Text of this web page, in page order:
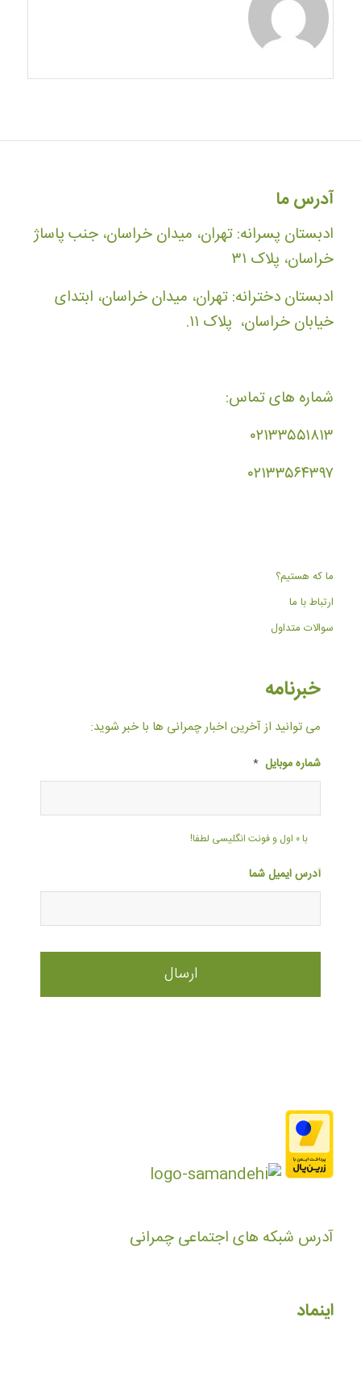
آدرس ما
ادبستان پسرانه: تهران، میدان خراسان، جنب پاساژ
خراسان، پلاک ۳۱
ادبستان دخترانه: تهران، میدان خراسان، ابتدای
خیابان خراسان، پلاک ۱۱.
شماره های تماس:
۰۲۱۳۳۵۵۱۸۱۳
۰۲۱۳۳۵۶۴۳۹۷
ما که هستیم؟
ارتباط با ما
سوالات متداول
خبرنامه
می توانید از آخرین اخبار چمرانی ها با خبر شوید:
شماره موبایل *
با ۰ اول و فونت انگلیسی لطفا!
آدرس ایمیل شما
آدرس شبکه های اجتماعی چمرانی
اینماد